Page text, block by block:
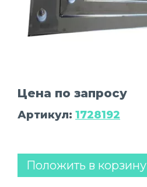
Цена по запросу
Артикул: 1728192
Положить в корзину